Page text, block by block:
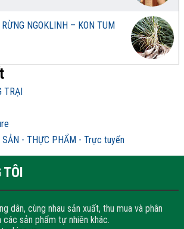
NGOKLINH – KON TUM
TRẠI
SẢN - THỰC PHẨM - Trực tuyến
TÔI
dân, cùng nhau sản xuất, thu mua và phân
các sản phẩm tự nhiên khác.